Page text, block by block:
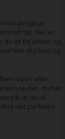
moderigtigt,
tøj, der er
du alt fra jakker og
føle dig tryg og
i byen eller
det, du har
på, at du vil
find det perfekte